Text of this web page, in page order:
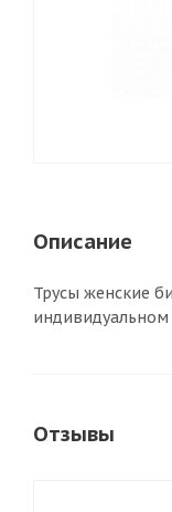
Описание
Трусы женские
индивидуальном
Отзывы